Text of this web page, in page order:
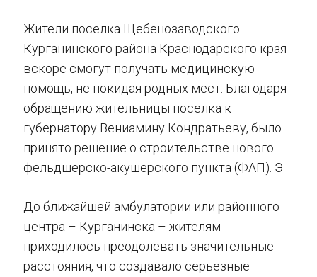
Жители поселка Щебенозаводского
Курганинского района Краснодарского края
вскоре смогут получать медицинскую
помощь, не покидая родных мест. Благодаря
обращению жительницы поселка к
губернатору Вениамину Кондратьеву, было
принято решение о строительстве нового
фельдшерско-акушерского пункта (ФАП). Э
До ближайшей амбулатории или районного
центра – Курганинска – жителям
приходилось преодолевать значительные
расстояния, что создавало серьезные